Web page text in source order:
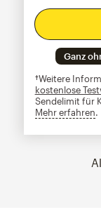
Ganz
†Weitere
kostenlose
Sendelimit für
Mehr erfahren